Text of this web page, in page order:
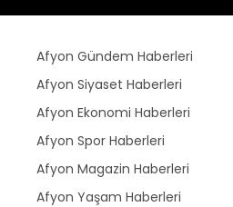
Afyon Gündem Haberleri
Afyon Siyaset Haberleri
Afyon Ekonomi Haberleri
Afyon Spor Haberleri
Afyon Magazin Haberleri
Afyon Yaşam Haberleri